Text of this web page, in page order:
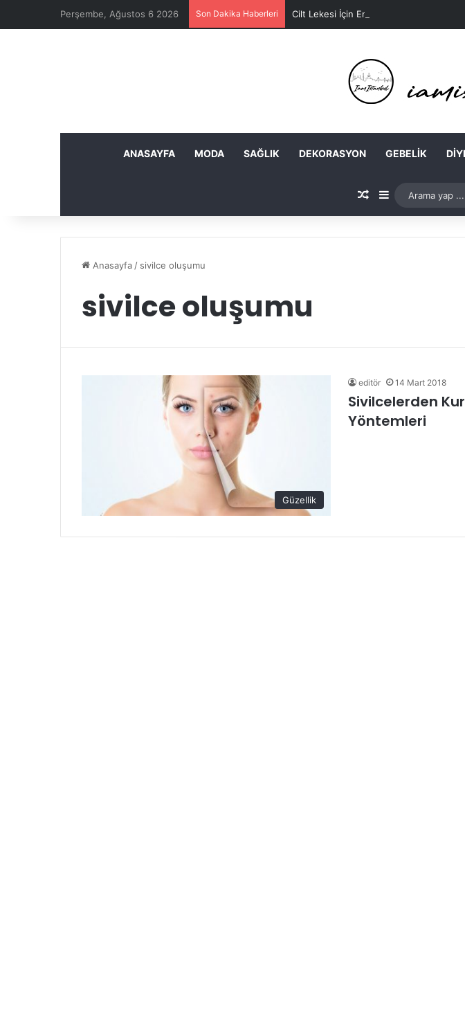
Perşembe, Ağustos 6 2026 Son Dakika Haberleri Cilt Lekesi İçin En Kolay Ev Maskeleri
ANASAYFA MODA SAĞLIK DEKORASYON GEBELIK
Rastgele Makale
Kenar Bölmesi
Anasayfa / sivilce oluşumu
sivilce oluşumu
Güzellik
editör 14 Mart 2018
Sivilcelerden
Yöntemleri